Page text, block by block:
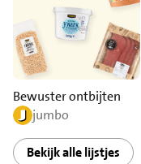
Bewuster ontbijten
jumbo
Bekijk alle lijstjes